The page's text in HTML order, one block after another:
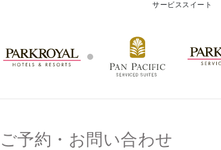
サービススイート
ご予約・お問い合わせ